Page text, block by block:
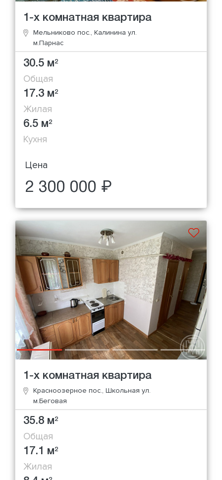
1-х комнатная квартира
Мельниково пос., Калинина ул.
м.Парнас
30.5 м2
Общая
17.3 м2
Жилая
6.5 м2
Кухня
Цена
2 300 000 ₽
1-х комнатная квартира
Красноозерное пос., Школьная ул.
м.Беговая
35.8 м2
Общая
17.1 м2
Жилая